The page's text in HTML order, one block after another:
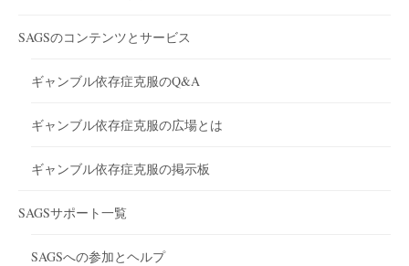
SAGSのコンテンツとサービス
ギャンブル依存症克服のQ&A
ギャンブル依存症克服の広場とは
ギャンブル依存症克服の掲示板
SAGSサポート一覧
SAGSへの参加とヘルプ